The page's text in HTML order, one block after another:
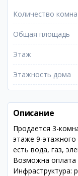
Количество
Общая площадь
Этаж
Этажность дома
Описание
Продается 3-
этаже 9-
есть вода, газ,
Возможна оплата
Инфраструктура: